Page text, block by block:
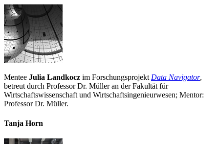
Mentee Julia Landkocz im Forschungsprojekt Data Navigator,
betreut durch Professor Dr. Müller an der Fakultät für
Wirtschaftswissenschaft und Wirtschaftsingenieurwesen; Mentor:
Professor Dr. Müller.
Tanja Horn